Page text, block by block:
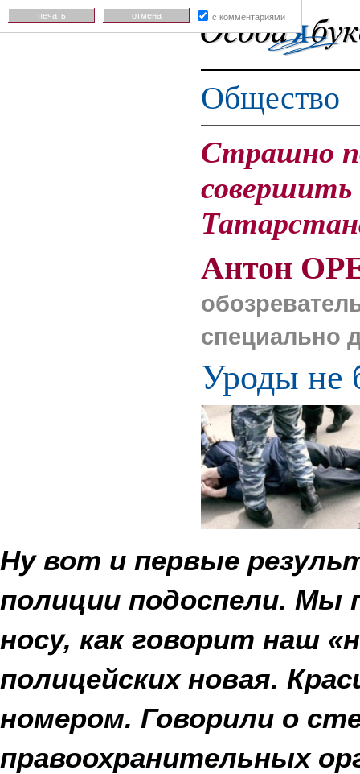
Общество
Страшно
Антон
специально
Уроды не
Ну вот и первые
полиции подоспели. Мы
носу, как говорит наш
полицейских новая.
номером. Говорили о
правоохранительных
печать отмена с комментариями